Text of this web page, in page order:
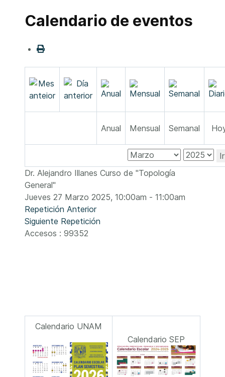
Calendario de eventos
Anual Mensual Semanal
Dr. Alejandro Illanes Curso de "Topología
General"
Jueves 27 Marzo 2025, 10:00am - 11:00am
Repetición Anterior
Siguiente Repetición
Accesos : 99352
Calendario UNAM
Calendario SEP